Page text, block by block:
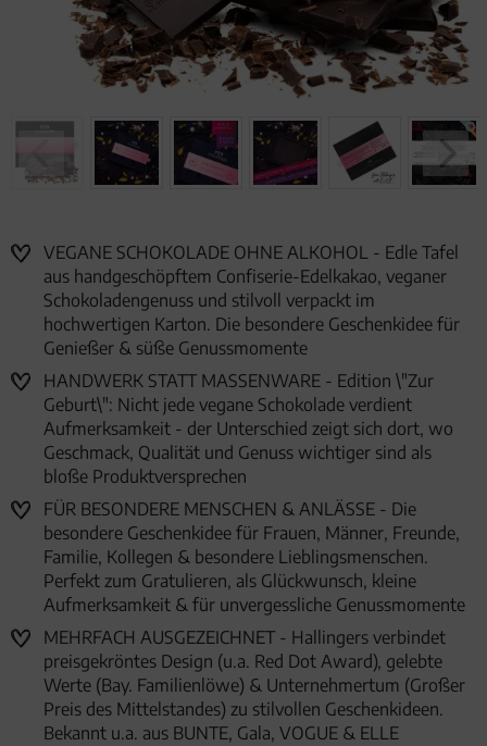
VEGANE SCHOKOLADE OHNE ALKOHOL - Edle Tafel
aus handgeschöpftem Confiserie-Edelkakao, veganer
Schokoladengenuss und stilvoll verpackt im
hochwertigen Karton. Die besondere Geschenkidee für
Genießer & süße Genussmomente
HANDWERK STATT MASSENWARE - Edition \"Zur
Geburt\": Nicht jede vegane Schokolade verdient
Aufmerksamkeit - der Unterschied zeigt sich dort, wo
Geschmack, Qualität und Genuss wichtiger sind als
bloße Produktversprechen
FÜR BESONDERE MENSCHEN & ANLÄSSE - Die
besondere Geschenkidee für Frauen, Männer, Freunde,
Familie, Kollegen & besondere Lieblingsmenschen.
Perfekt zum Gratulieren, als Glückwunsch, kleine
Aufmerksamkeit & für unvergessliche Genussmomente
MEHRFACH AUSGEZEICHNET - Hallingers verbindet
preisgekröntes Design (u.a. Red Dot Award), gelebte
Werte (Bay. Familienlöwe) & Unternehmertum (Großer
Preis des Mittelstandes) zu stilvollen Geschenkideen.
Bekannt u.a. aus BUNTE, Gala, VOGUE & ELLE